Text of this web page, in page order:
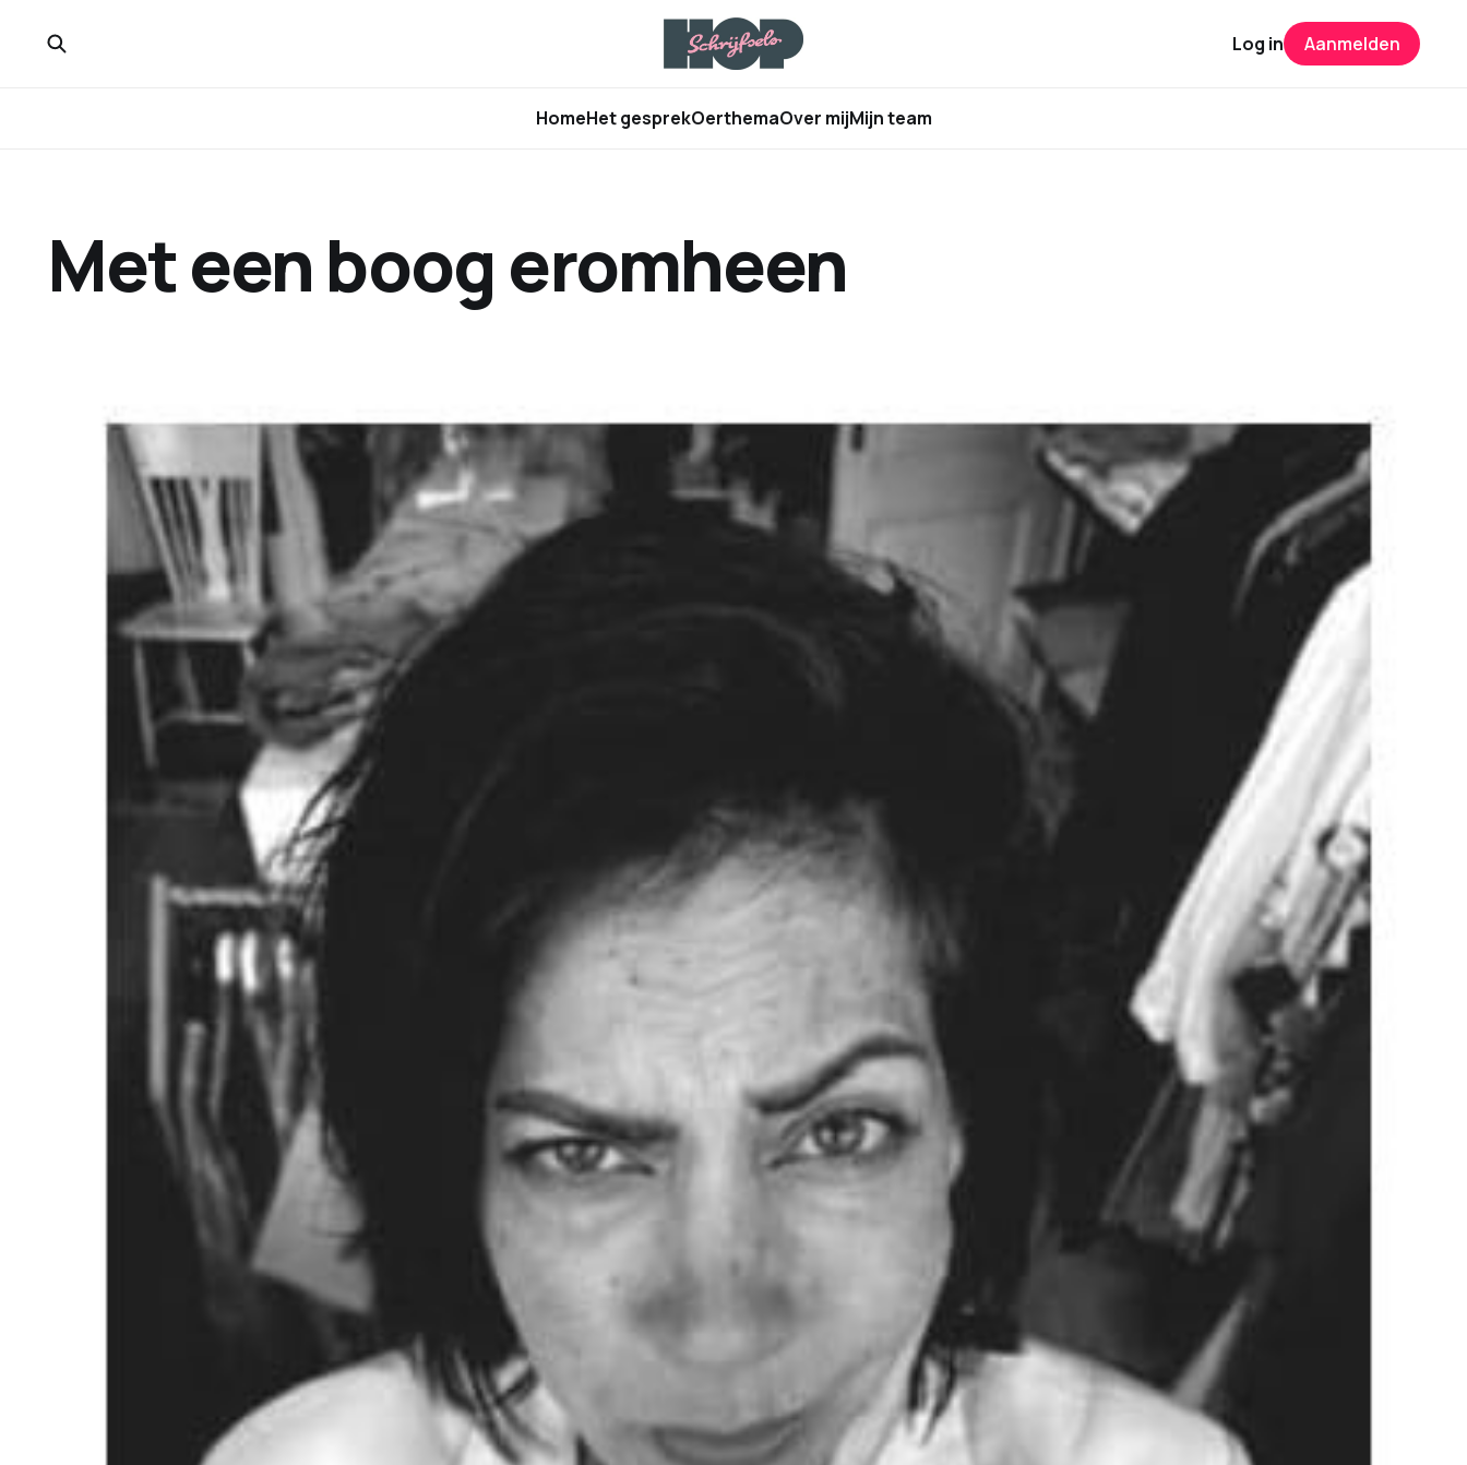
HomeHet gesprekOerthemaOver mijMijn team
Log in Aanmelden
Met een boog eromheen